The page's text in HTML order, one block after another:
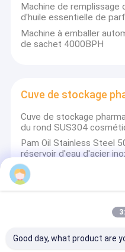
Machine de remplissage
d'huile essentielle de
Machine à emballer
de sachet 4000BPH
Cuve de stockage
Cuve de stockage
du rond SUS304
Pam Oil Stainless Steel
réservoir d'eau d'acier
Cuve de stockage
d'huile essentielle
inoxydable 300L pour le
Good day, what product are